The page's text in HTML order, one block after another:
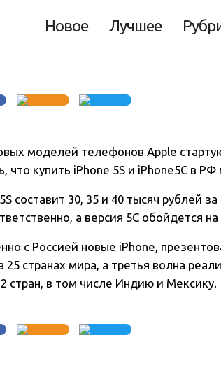
Новое Лучшее
моделей телефонов Apple
что купить iPhone 5S и iPhone5C в
составит 30, 35 и 40 тысяч рублей
а версия 5С обойдется
с Россией новые iPhone,
25 странах мира, а третья волна
стран, в том числе Индию и Мексику.